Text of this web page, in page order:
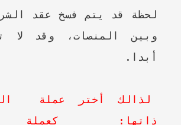
لحظة قد يتم فسخ عقد
وبين المنصات، وقد لا
أبدا.
لذالك أختر عملة
ذاتها: